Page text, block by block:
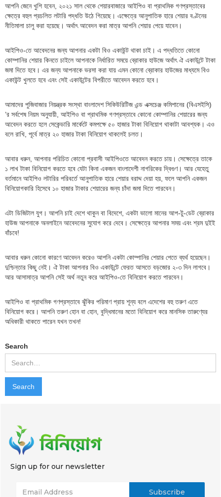
আপনি জেনে খুশি হবেন, ২০২১ সাল থেকে শেয়ারবাজারে আইপিও বা প্রাথমিক গণপ্রস্তাবের
ক্ষেত্রে বহুল প্রচলিত লটারি পদ্ধতি উঠে গিয়েছে। এক্ষেত্রে আনুপাতিক হারে শেয়ার বণ্টনের
নীতিমালা চালু করা হয়েছে। অর্থাৎ আবেদন করা মাত্র আপনি শেয়ার পেয়ে যাবেন।
আইপিও-তে আবেদনের জন্য আপনার একটা বিও একাউন্ট থাকা চাই। এ পদ্ধতিতে কোনো
কোম্পানির শেয়ার কিনতে চাইলে আপনাকে নির্ধারিত সময়ে ব্রোকার হাউজে অর্থাৎ ঐ একাউন্টে টাকা
জমা দিতে হবে। এর জন্য আপনাকে ভরসা করা যায় এমন কোনো ব্রোকার হাউজের মাধ্যমে বিও
একাউন্ট খুলতে হবে এবং সেই একাউন্টের বিপরীতে আবেদন করতে হবে।
আমাদের পুজিবাজার নিয়ন্ত্রক সংস্থা বাংলাদেশ সিকিউরিটিজ এন্ড এক্সচেঞ্জ কমিশানের (বিএসইসি)
’র সর্বশেষ নিয়ম অনুযায়ী, আইপিও বা প্রাথমিক গণপ্রস্তাবে কোনো কোম্পানির শেয়ারের জন্য
আবেদন করতে হলে সেকেন্ডারি মার্কেটে কমপক্ষে ৫০ হাজার টাকা বিনিয়োগ থাকাটা আবশ্যক। এও
বলে রাখি, পূর্বে মাত্র ২০ হাজার টাকা বিনিয়োগ থাকলেই চলত।
আবার ধরুন, আপনার পরিচিত কোনো প্রবাসী আইপিওতে আবেদন করতে চায়। সেক্ষেত্রে তাকে
১ লাখ টাকা বিনিয়োগ করতে হবে যেটা কিনা একজন বাংলাদেশী নাগরিকের দ্বিগুণ। আর যেহেতু
বর্তমানে আইপিও লটারির পরিবর্তে আনুপাতিক হারে শেয়ার বরাদ্দ দেয়া হয়, ফলে আপনি একজন
বিনিয়োগকারি হিসেবে ১০ হাজার টাকার শেয়ারের জন্য চাঁদা জমা দিতে পারবেন।
এটা ডিজিটাল যুগ। আপনি চাই দেশে থাকুন বা বিদেশে, একটা ভালো মানের আপ-টু-ডেট ব্রোকার
হাউজ আপনাকে অনলাইনে আবেদনের সুযোগ করে দেবে। সেক্ষেত্রে আপনার সময় এবং শ্রম দুইই
বাঁচবে!
আবার ধরুন কোনো কারণে আবেদন করেও আপনি একটা কোম্পানির শেয়ার পেতে ব্যর্থ হয়েছেন।
দুশ্চিন্তার কিছু নেই। ঐ টাকা আপনার বিও একাউন্টে ফেরত আসতে বড়জোর ২-৩ দিন লাগবে।
আর আসামাত্র আপনি সেই অর্থ নতুন করে আইপিও-তে বিনিয়োগ করতে পারবেন।
আইপিও বা প্রাথমিক গণপ্রস্তাবে ঝুঁকির পরিমাণ প্রায় শূন্য বলে এদেশের বহু তরুণ এতে
বিনিয়োগ করে। আপনি তরুণ হোন বা হোন, বুদ্ধিমানের মতো বিনিয়োগ করে মানসিক তারুণ্যের
অধিকারী থাকতে পারেন যখন তখন!
Search
Sign up for our newsletter